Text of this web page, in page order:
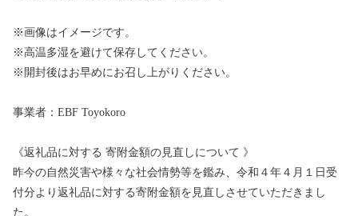
※画像はイメージです。
※高温多湿を避けて保存してください。
※開封後はお早めにお召し上がりください。
事業者：EBF Toyokoro
《返礼品に対する 寄附金額の見直しについて 》
昨今の自然災害や様々な社会情勢等を鑑み、令和４年４月１日受
付分より返礼品に対する寄附金額を見直しさせていただきまし
た。